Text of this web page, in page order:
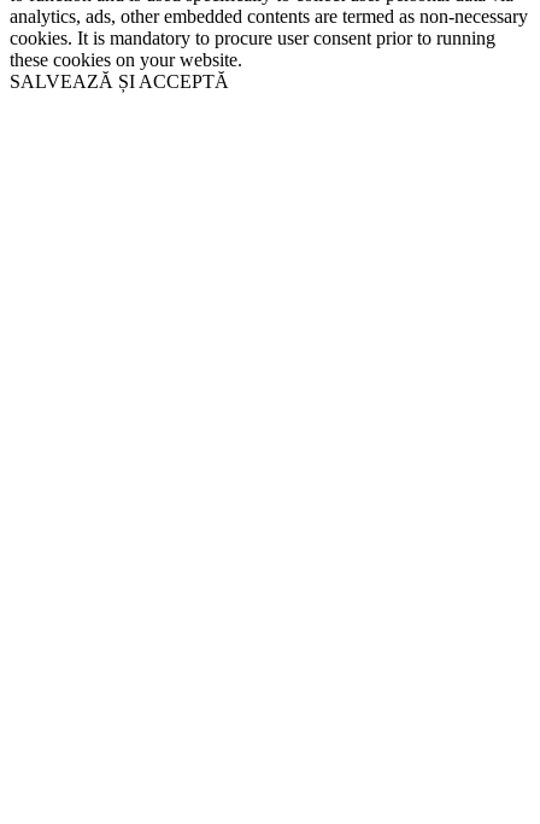
analytics, ads, other embedded contents are termed as non-necessary
cookies. It is mandatory to procure user consent prior to running
these cookies on your website.
SALVEAZĂ ȘI ACCEPTĂ